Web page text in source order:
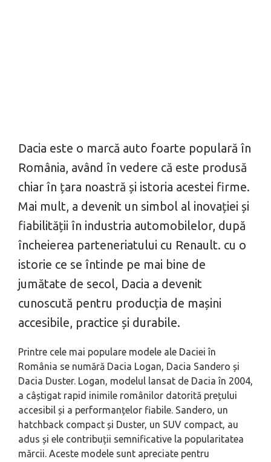
Dacia este o marcă auto foarte populară în
România, având în vedere că este produsă
chiar în țara noastră și istoria acestei firme.
Mai mult, a devenit un simbol al inovației și
fiabilității în industria automobilelor, după
încheierea parteneriatului cu Renault. cu o
istorie ce se întinde pe mai bine de
jumătate de secol, Dacia a devenit
cunoscută pentru producția de mașini
accesibile, practice și durabile.
Printre cele mai populare modele ale Daciei în
România se numără Dacia Logan, Dacia Sandero și
Dacia Duster. Logan, modelul lansat de Dacia în 2004,
a câștigat rapid inimile românilor datorită prețului
accesibil și a performanțelor fiabile. Sandero, un
hatchback compact și Duster, un SUV compact, au
adus și ele contribuții semnificative la popularitatea
mărcii. Aceste modele sunt apreciate pentru